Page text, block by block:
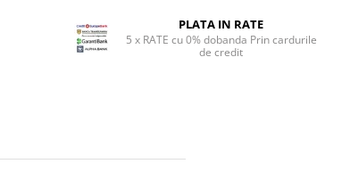
PLATA IN RATE
5 x RATE cu 0% dobanda Prin cardurile
de credit